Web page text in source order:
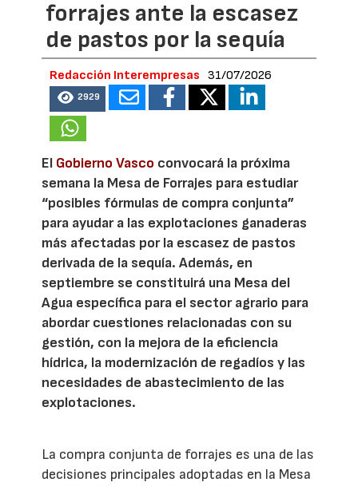
forrajes ante la escasez
de pastos por la sequía
Redacción Interempresas 31/07/2026
2929
El Gobierno Vasco convocará la próxima
semana la Mesa de Forrajes para estudiar
“posibles fórmulas de compra conjunta”
para ayudar a las explotaciones ganaderas
más afectadas por la escasez de pastos
derivada de la sequía. Además, en
septiembre se constituirá una Mesa del
Agua específica para el sector agrario para
abordar cuestiones relacionadas con su
gestión, con la mejora de la eficiencia
hídrica, la modernización de regadíos y las
necesidades de abastecimiento de las
explotaciones.
La compra conjunta de forrajes es una de las
decisiones principales adoptadas en la Mesa